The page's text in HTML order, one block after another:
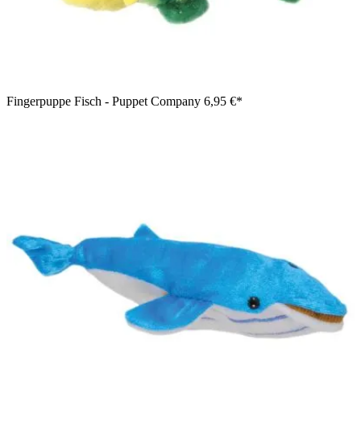
Fingerpuppe Fisch - Puppet Company 6,95 €*